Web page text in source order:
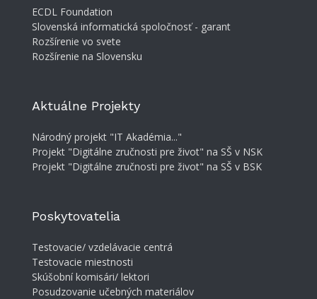
ECDL Foundation
Slovenská informatická spoločnosť - garant
Rozšírenie vo svete
Rozšírenie na Slovensku
Aktuálne Projekty
Národný projekt "IT Akadémia..."
Projekt "Digitálne zručnosti pre život" na SŠ v NSK
Projekt "Digitálne zručnosti pre život" na SŠ v BSK
Poskytovatelia
Testovacie/ vzdelávacie centrá
Testovacie miestnosti
Skúšobní komisári/ lektori
Posudzovanie učebných materiálov